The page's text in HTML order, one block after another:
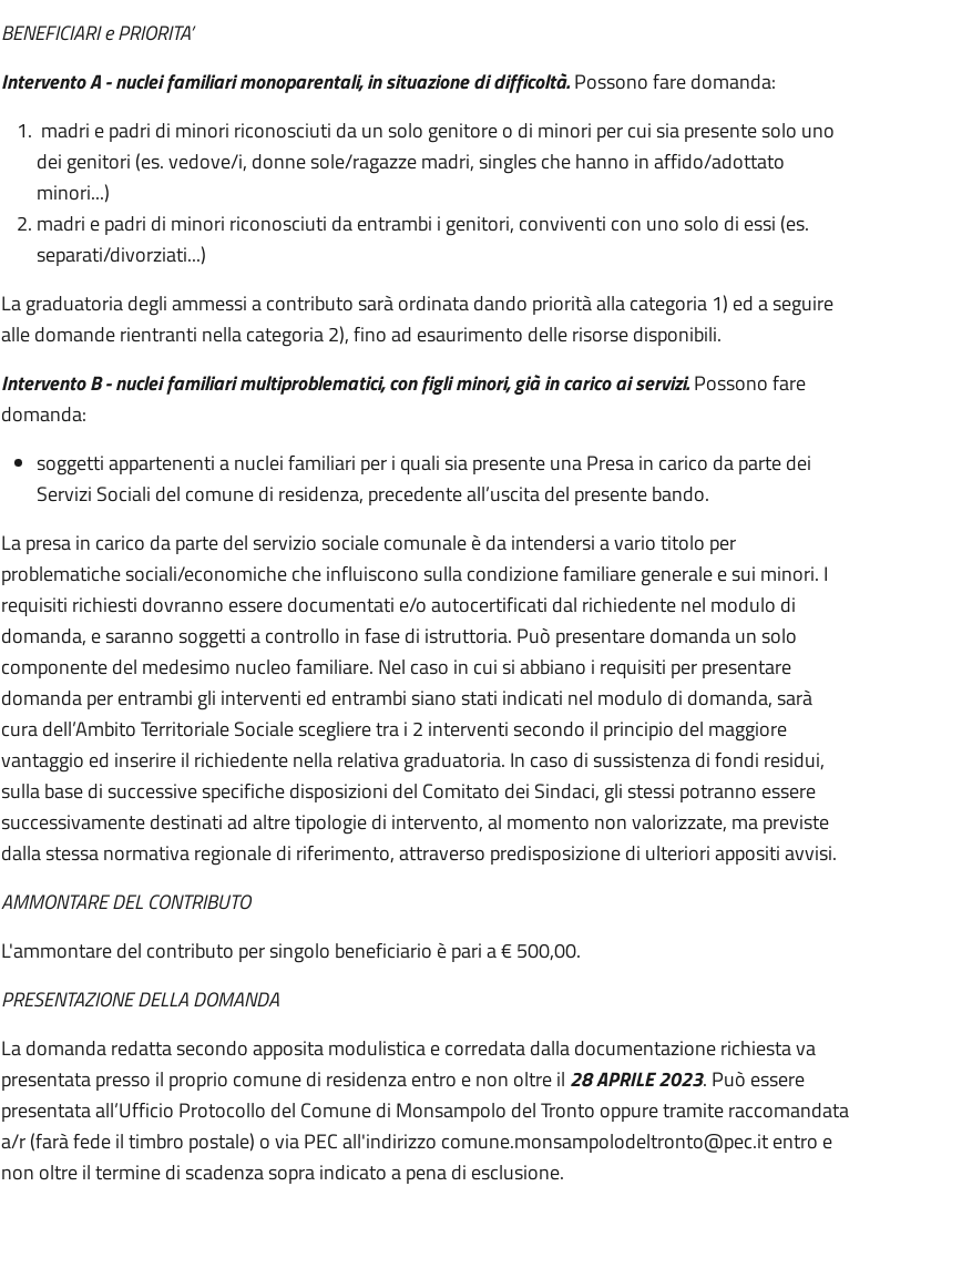
BENEFICIARI e PRIORITA’
Intervento A - nuclei familiari monoparentali, in situazione di difficoltà.Possono fare domanda:
madri e padri di minori riconosciuti da un solo genitore o di minori per cui sia presente solo uno
dei genitori (es. vedove/i, donne sole/ragazze madri, singles che hanno in affido/adottato
minori...)
madri e padri di minori riconosciuti da entrambi i genitori, conviventi con uno solo di essi (es.
separati/divorziati...)
La graduatoria degli ammessi a contributo sarà ordinata dando priorità alla categoria 1) ed a seguire
alle domande rientranti nella categoria 2), fino ad esaurimento delle risorse disponibili.
Intervento B - nuclei familiari multiproblematici, con figli minori, già in carico ai servizi.Possono fare
domanda:
soggetti appartenenti a nuclei familiari per i quali sia presente una Presa in carico da parte dei
Servizi Sociali del comune di residenza, precedente all’uscita del presente bando.
La presa in carico da parte del servizio sociale comunale è da intendersi a vario titolo per
problematiche sociali/economiche che influiscono sulla condizione familiare generale e sui minori. I
requisiti richiesti dovranno essere documentati e/o autocertificati dal richiedente nel modulo di
domanda, e saranno soggetti a controllo in fase di istruttoria. Può presentare domanda un solo
componente del medesimo nucleo familiare. Nel caso in cui si abbiano i requisiti per presentare
domanda per entrambi gli interventi ed entrambi siano stati indicati nel modulo di domanda, sarà
cura dell’Ambito Territoriale Sociale scegliere tra i 2 interventi secondo il principio del maggiore
vantaggio ed inserire il richiedente nella relativa graduatoria. In caso di sussistenza di fondi residui,
sulla base di successive specifiche disposizioni del Comitato dei Sindaci, gli stessi potranno essere
successivamente destinati ad altre tipologie di intervento, al momento non valorizzate, ma previste
dalla stessa normativa regionale di riferimento, attraverso predisposizione di ulteriori appositi avvisi.
AMMONTARE DEL CONTRIBUTO
L'ammontare del contributo per singolo beneficiario è pari a € 500,00.
PRESENTAZIONE DELLA DOMANDA
La domanda redatta secondo apposita modulistica e corredata dalla documentazione richiesta va
presentata presso il proprio comune di residenza entro e non oltre il 28 APRILE 2023. Può essere
presentata all’Ufficio Protocollo del Comune di Monsampolo del Tronto oppure tramite raccomandata
a/r (farà fede il timbro postale) o via PEC all'indirizzo comune.monsampolodeltronto@pec.it entro e
non oltre il termine di scadenza sopra indicato a pena di esclusione.